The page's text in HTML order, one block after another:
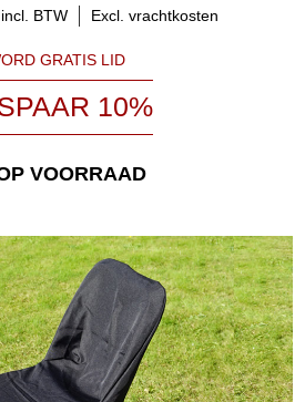
BTW Excl. vrachtkosten
GRATIS LID
10%
VOORRAAD